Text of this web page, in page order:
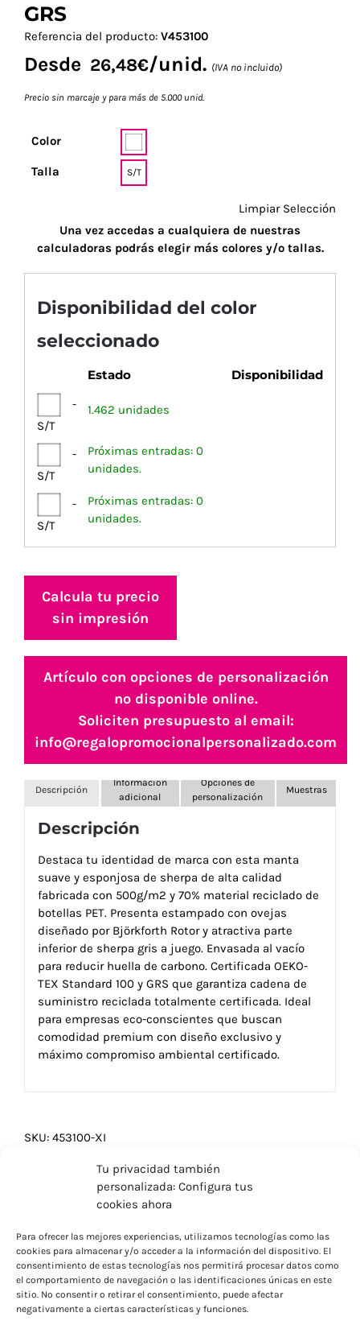
Tu privacidad también
personalizada: Configura tus
cookies ahora
Para ofrecer las mejores experiencias, utilizamos tecnologías como las
cookies para almacenar y/o acceder a la información del dispositivo. El
consentimiento de estas tecnologías nos permitirá procesar datos como
el comportamiento de navegación o las identificaciones únicas en este
sitio. No consentir o retirar el consentimiento, puede afectar
negativamente a ciertas características y funciones.
GRS
Referencia del producto: V453100
Desde 26,48€/unid. (IVA no incluido)
Precio sin marcaje y para más de 5.000 unid.
Color
Talla S/T
Limpiar Selección
Una vez accedas a cualquiera de nuestras
calculadoras podrás elegir más colores y/o tallas.
Disponibilidad del color
seleccionado
Estado Disponibilidad
-
S/T
1.462 unidades
-
S/T
Próximas entradas: 0
unidades.
-
S/T
Próximas entradas: 0
unidades.
Calcula tu precio
sin impresión
Artículo con opciones de personalización
no disponible online.
Soliciten presupuesto al email:
info@regalopromocionalpersonalizado.com
Descripción
Información
adicional
Opciones de
personalización
Muestras
Descripción
Destaca tu identidad de marca con esta manta
suave y esponjosa de sherpa de alta calidad
fabricada con 500g/m2 y 70% material reciclado de
botellas PET. Presenta estampado con ovejas
diseñado por Björkforth Rotor y atractiva parte
inferior de sherpa gris a juego. Envasada al vacío
para reducir huella de carbono. Certificada OEKO-
TEX Standard 100 y GRS que garantiza cadena de
suministro reciclada totalmente certificada. Ideal
para empresas eco-conscientes que buscan
comodidad premium con diseño exclusivo y
máximo compromiso ambiental certificado.
SKU: 453100-XI
Mantas personalizadas,Picnic